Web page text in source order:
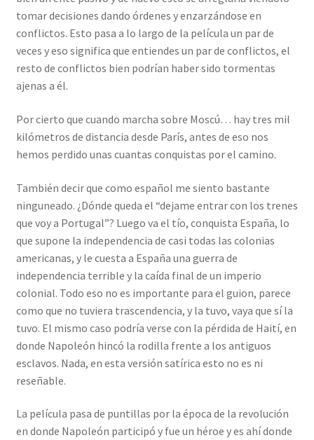
tomar decisiones dando órdenes y enzarzándose en
conflictos. Esto pasa a lo largo de la película un par de
veces y eso significa que entiendes un par de conflictos, el
resto de conflictos bien podrían haber sido tormentas
ajenas a él.
Por cierto que cuando marcha sobre Moscú… hay tres mil
kilómetros de distancia desde París, antes de eso nos
hemos perdido unas cuantas conquistas por el camino.
También decir que como español me siento bastante
ninguneado. ¿Dónde queda el “dejame entrar con los trenes
que voy a Portugal”? Luego va el tío, conquista España, lo
que supone la independencia de casi todas las colonias
americanas, y le cuesta a España una guerra de
independencia terrible y la caída final de un imperio
colonial. Todo eso no es importante para el guion, parece
como que no tuviera trascendencia, y la tuvo, vaya que sí la
tuvo. El mismo caso podría verse con la pérdida de Haití, en
donde Napoleón hincó la rodilla frente a los antiguos
esclavos. Nada, en esta versión satírica esto no es ni
reseñable.
La película pasa de puntillas por la época de la revolución
en donde Napoleón participó y fue un héroe y es ahí donde